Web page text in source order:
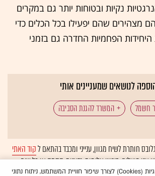
נקיות ובטוחות יותר גם במקרים
מצהירים שהם יפעילו בכל הכלים כדי
הפחמיות החדרה גם בזמני
לנושאים שמעניינים אותי
חשמל המשרד להגנת הסביבה
זיהום סביבה משק האנרגיה
חותרת לשיח מגוון, ענייני ומכבד בהתאם לקוד האתי
אנו פועלים. ביטויי אלימות, גזענות, הסתה או כל שיח
בצורהאוטומטיתולא יפורסמו באתר.
האתר עושה שימוש בעוגיות (Cookies) לצורך שיפור חוויית המשתמש, ניתוח נתוני